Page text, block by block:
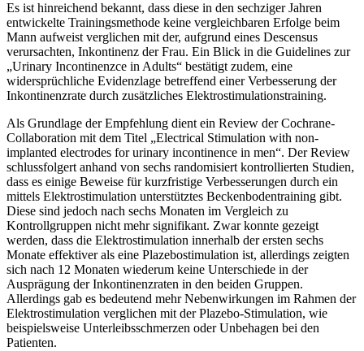
Es ist hinreichend bekannt, dass diese in den sechziger Jahren
entwickelte Trainingsmethode keine vergleichbaren Erfolge beim
Mann aufweist verglichen mit der, aufgrund eines Descensus
verursachten, Inkontinenz der Frau. Ein Blick in die Guidelines zur
„Urinary Incontinenzce in Adults“ bestätigt zudem, eine
widersprüchliche Evidenzlage betreffend einer Verbesserung der
Inkontinenzrate durch zusätzliches Elektrostimulationstraining.
Als Grundlage der Empfehlung dient ein Review der Cochrane-
Collaboration mit dem Titel „Electrical Stimulation with non-
implanted electrodes for urinary incontinence in men“. Der Review
schlussfolgert anhand von sechs randomisiert kontrollierten Studien,
dass es einige Beweise für kurzfristige Verbesserungen durch ein
mittels Elektrostimulation unterstütztes Beckenbodentraining gibt.
Diese sind jedoch nach sechs Monaten im Vergleich zu
Kontrollgruppen nicht mehr signifikant. Zwar konnte gezeigt
werden, dass die Elektrostimulation innerhalb der ersten sechs
Monate effektiver als eine Plazebostimulation ist, allerdings zeigten
sich nach 12 Monaten wiederum keine Unterschiede in der
Ausprägung der Inkontinenzraten in den beiden Gruppen.
Allerdings gab es bedeutend mehr Nebenwirkungen im Rahmen der
Elektrostimulation verglichen mit der Plazebo-Stimulation, wie
beispielsweise Unterleibsschmerzen oder Unbehagen bei den
Patienten.